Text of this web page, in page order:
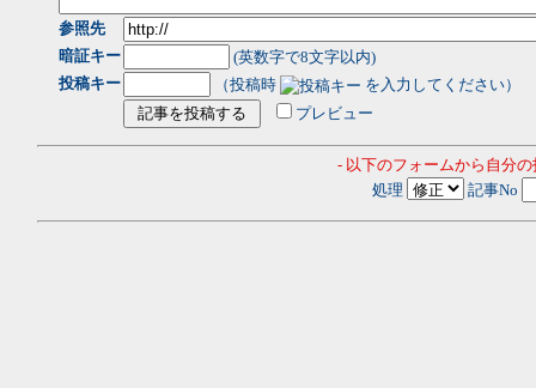
参照先
暗証キー
(英数字で8文字以内)
投稿キー
（投稿時
を入力してください）
プレビュー
- 以下のフォームから自分
処理
記事No